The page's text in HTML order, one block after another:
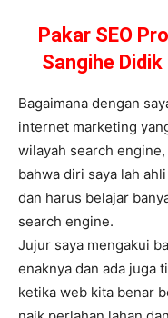
Pakar SEO
Sangihe
Bagaimana dengan
internet marketing
wilayah search
bahwa diri saya lah
dan harus belajar
search engine.
Jujur saya mengakui
enaknya dan ada juga
ketika web kita benar